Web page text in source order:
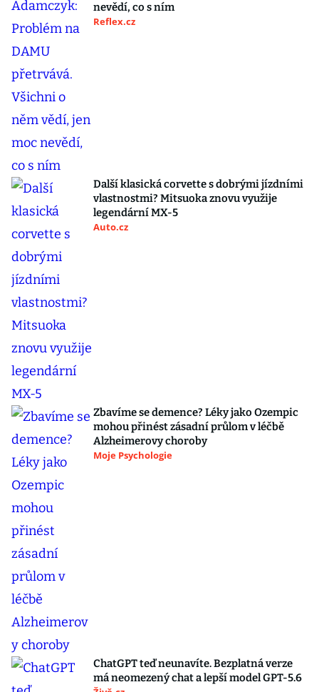
nevědí, co s ním
Reflex.cz
Další klasická corvette s dobrými jízdními
vlastnostmi? Mitsuoka znovu využije
legendární MX-5
Auto.cz
Zbavíme se demence? Léky jako Ozempic
mohou přinést zásadní průlom v léčbě
Alzheimerovy choroby
Moje Psychologie
ChatGPT teď neunavíte. Bezplatná verze
má neomezený chat a lepší model GPT-5.6